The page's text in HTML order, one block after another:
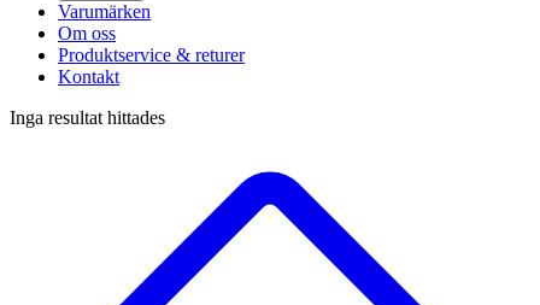
Varumärken
Om oss
Produktservice & returer
Kontakt
Inga resultat hittades